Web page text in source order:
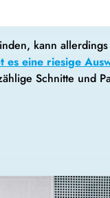
kann
es eine riesige
Schnitte und